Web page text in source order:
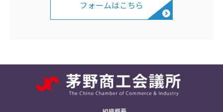
フォームはこちら